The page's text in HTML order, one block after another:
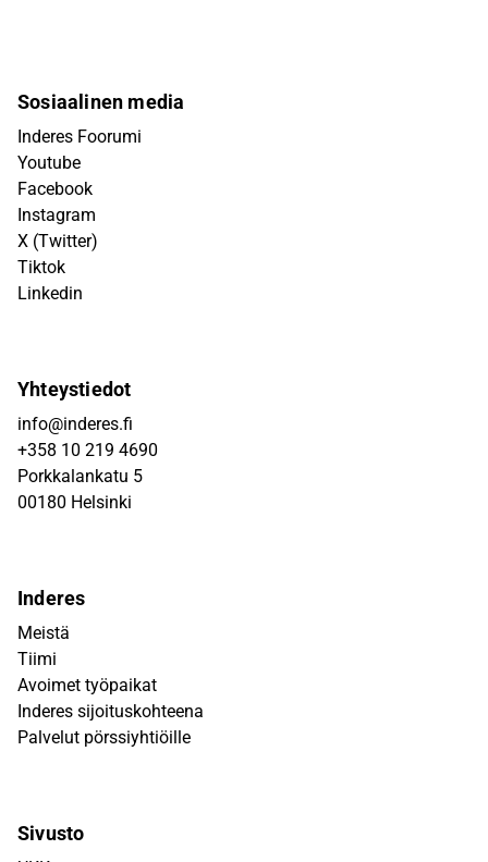
Sosiaalinen media
Inderes Foorumi
Youtube
Facebook
Instagram
X (Twitter)
Tiktok
Linkedin
Yhteystiedot
info@inderes.fi
+358 10 219 4690
Porkkalankatu 5
00180 Helsinki
Inderes
Meistä
Tiimi
Avoimet työpaikat
Inderes sijoituskohteena
Palvelut pörssiyhtiöille
Sivusto